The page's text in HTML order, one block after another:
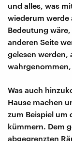
und alles, was
wiederum werde
Bedeutung
anderen Seite
gelesen werden,
wahrgenommen,
Was auch
Hause machen
zum Beispiel um
kümmern. Dem
abgegrenzten